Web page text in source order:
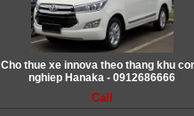
Cho thue xe innova theo thang khu
nghiep Hanaka - 0912686666
Call